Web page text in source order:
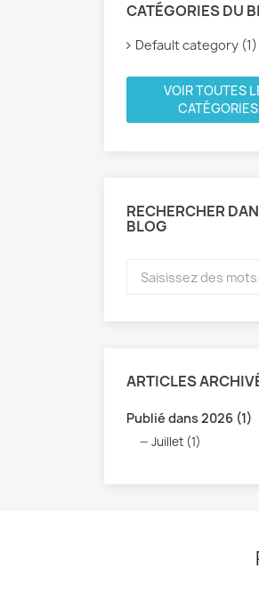
CATÉGORIES DU
Default category (1)
VOIR TOUTES
CATÉGORIES
RECHERCHER
BLOG
ARTICLES
Publié dans 2026 (1)
Juillet (1)